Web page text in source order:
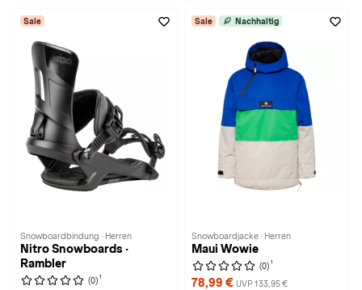
Sale
Snowboardbindung · Herren
Nitro Snowboards ·
Rambler
(0) 1
Sale Nachhaltig
Snowboardjacke · Herren
Maui Wowie
(0) 1
78,99 € UVP 133,95 €